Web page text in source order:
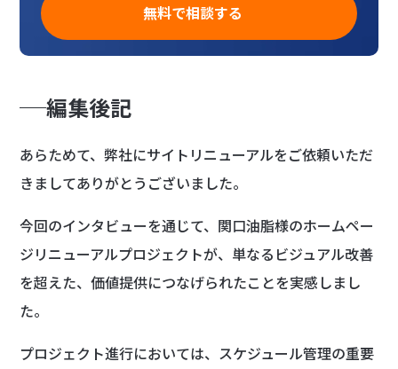
無料で相談する
編集後記
あらためて、弊社にサイトリニューアルをご依頼いただ
きましてありがとうございました。
今回のインタビューを通じて、関口油脂様のホームペー
ジリニューアルプロジェクトが、単なるビジュアル改善
を超えた、価値提供につなげられたことを実感しまし
た。
プロジェクト進行においては、スケジュール管理の重要